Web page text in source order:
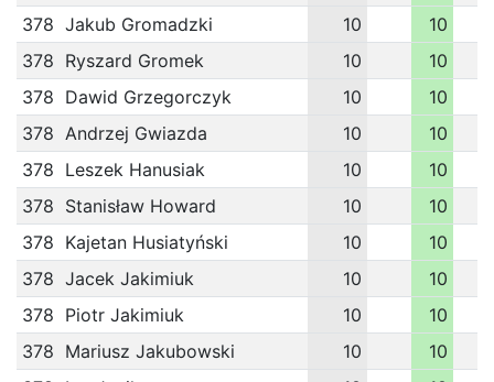
378 Jakub Gromadzki 10
10
378 Ryszard Gromek 10
10
378 Dawid Grzegorczyk 10
10
378 Andrzej Gwiazda 10
10
378 Leszek Hanusiak 10
10
378 Stanisław Howard 10
10
378 Kajetan Husiatyński 10
10
378 Jacek Jakimiuk 10
10
378 Piotr Jakimiuk 10
10
378 Mariusz Jakubowski 10
10